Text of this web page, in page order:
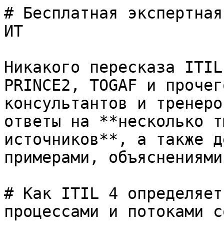
# Бесплатная
ИТ
Никакого пересказа
PRINCE2, TOGAF и
консультантов и
ответы на **несколько
источников**, а также
примерами,
# Как ITIL 4 определяет
процессами и потоками